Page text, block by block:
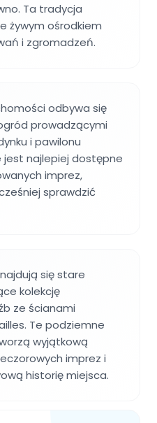
Ta tradycja
żywym ośrodkiem
i zgromadzeń.
odbywa się
prowadzącymi
i pawilonu
jest najlepiej dostępne
imprez,
sprawdzić
się stare
kolekcję
ze ścianami
Te podziemne
wyjątkową
imprez i
historię miejsca.